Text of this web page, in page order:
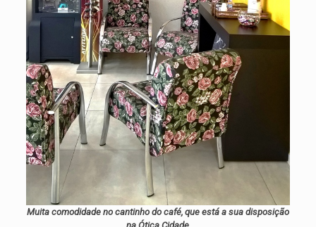
Muita comodidade no cantinho do café, que está a sua disposição